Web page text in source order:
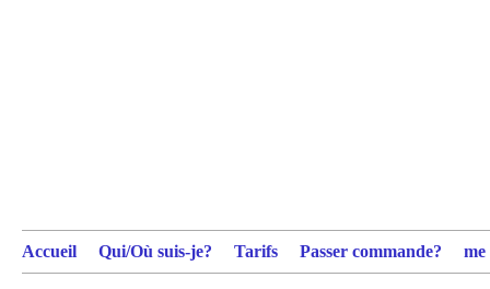
Accueil Qui/Où suis-je? Tarifs Passer commande?